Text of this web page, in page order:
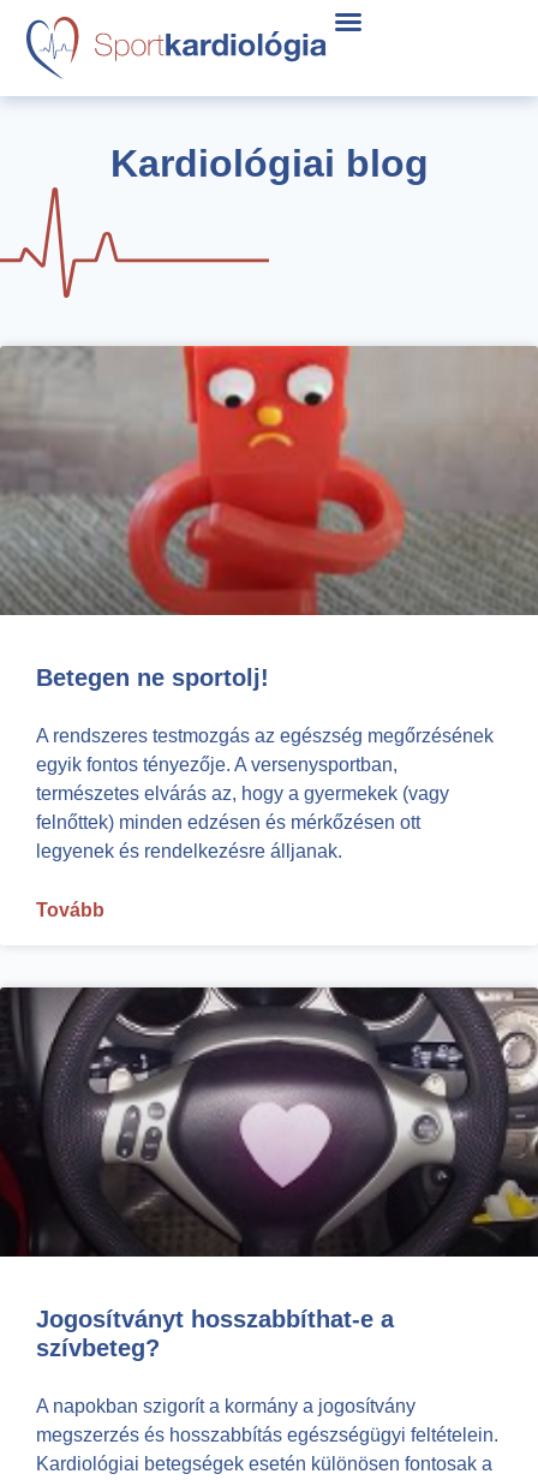
Kardiológiai blog
Betegen ne sportolj!
A rendszeres testmozgás az egészség megőrzésének
egyik fontos tényezője. A versenysportban,
természetes elvárás az, hogy a gyermekek (vagy
felnőttek) minden edzésen és mérkőzésen ott
legyenek és rendelkezésre álljanak.
Tovább
Jogosítványt hosszabbíthat-e a
szívbeteg?
A napokban szigorít a kormány a jogosítvány
megszerzés és hosszabbítás egészségügyi feltételein.
Kardiológiai betegségek esetén különösen fontosak a